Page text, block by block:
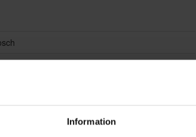
Information